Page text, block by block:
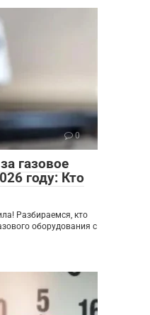
0
газовое
году: Кто
Разбираемся, кто
оборудования с